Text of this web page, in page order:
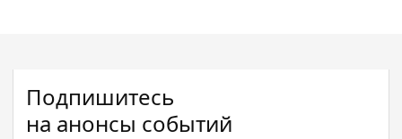
Подпишитесь
на анонсы событий